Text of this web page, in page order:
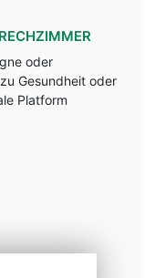
oder
Gesundheit oder
Platform